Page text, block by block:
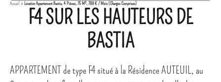
Accueil Location Appartement Bastia, 4 Pièces, 75 M², 789 € / Mois (Charges Comprises)
F4 SUR LES HAUTEURS DE
BASTIA
APPARTEMENT de type F4 situé à la Résidence AUTEUIL, au